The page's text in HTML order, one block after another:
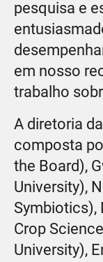
pesquisa e
em nosso
trabalho
A diretoria
composta
the Board),
University),
Symbiotics),
Crop
University),